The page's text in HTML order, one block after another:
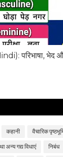
परिभाषा, भेद
कहानी वैचारिक
अन्य गद्य विधाएं निबंध